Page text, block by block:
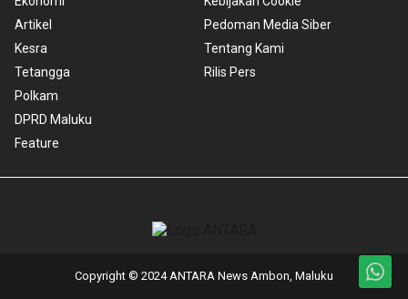
Artikel
Kesra
Tetangga
Polkam
DPRD Maluku
Feature
Pedoman Media Siber
Tentang Kami
Rilis Pers
Copyright © 2024 ANTARA News Ambon, Maluku